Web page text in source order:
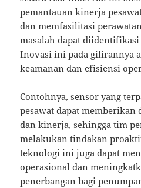
pemantauan kinerja
dan memfasilitasi
masalah dapat
Inovasi ini pada gilirannya
keamanan dan efisiensi
Contohnya, sensor yang
pesawat dapat memberikan
dan kinerja, sehingga tim
melakukan tindakan
teknologi ini juga dapat
operasional dan
penerbangan bagi